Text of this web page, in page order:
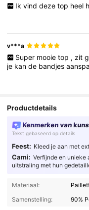
Ik vind deze top heel
v***a
Super mooie top , zit
je kande bandjes
Productdetails
Kenmerken van
Tekst gebaseerd op details
Feest: Kleed je aan met
Cami: Verfijnde en unieke
uitstraling met hun
Materiaal:
Samenstelling:
90%